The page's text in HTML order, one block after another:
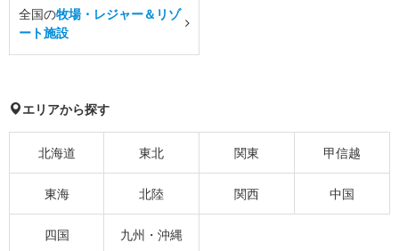
全国の牧場・レジャー＆リゾ
ート施設
エリアから探す
北海道 東北 関東 甲信越
東海 北陸 関西 中国
四国 九州・沖縄